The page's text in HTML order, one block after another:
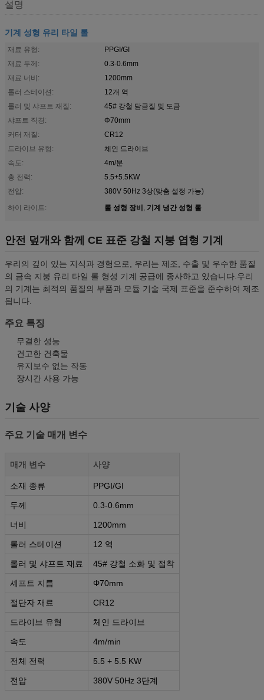
설명
기계 성형 유리 타일 롤
재료 유형:
PPGI/GI
재료 두께:
0.3-0.6mm
재료 너비:
1200mm
롤러 스테이션:
12개 역
롤러 및 샤프트 재질:
45# 강철 담금질 및 도금
샤프트 직경:
Φ70mm
커터 재질:
CR12
드라이브 유형:
체인 드라이브
속도:
4m/분
총 전력:
5.5+5.5KW
전압:
380V 50Hz 3상(맞춤 설정 가능)
하이 라이트:
롤 성형 장비, 기계 냉간 성형 롤
안전 덮개와 함께 CE 표준 강철 지붕 엽형 기계
우리의 깊이 있는 지식과 경험으로, 우리는 제조, 수출 및 우수한 품질
의 금속 지붕 유리 타일 롤 형성 기계 공급에 종사하고 있습니다.우리
의 기계는 최적의 품질의 부품과 모듈 기술 국제 표준을 준수하여 제조
됩니다.
주요 특징
무결한 성능
견고한 건축물
유지보수 없는 작동
장시간 사용 가능
기술 사양
주요 기술 매개 변수
매개 변수 사양
소재 종류 PPGI/GI
두께 0.3-0.6mm
너비 1200mm
롤러 스테이션 12 역
롤러 및 샤프트 재료 45# 강철 소화 및 접착
셰프트 지름 Φ70mm
절단자 재료 CR12
드라이브 유형 체인 드라이브
속도 4m/min
전체 전력 5.5 + 5.5 KW
전압 380V 50Hz 3단계